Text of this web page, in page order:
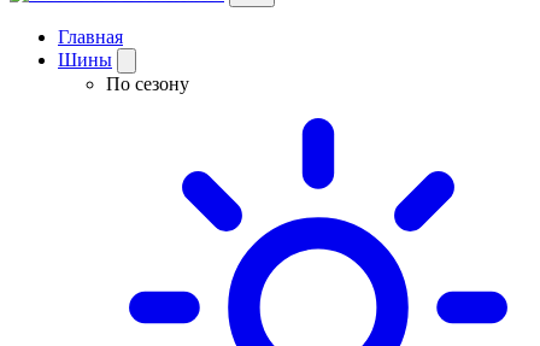
Главная
Шины
По сезону